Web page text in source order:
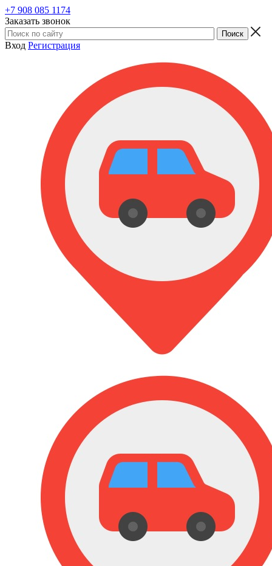
+7 908 085 1174
Заказать звонок
Вход Регистрация